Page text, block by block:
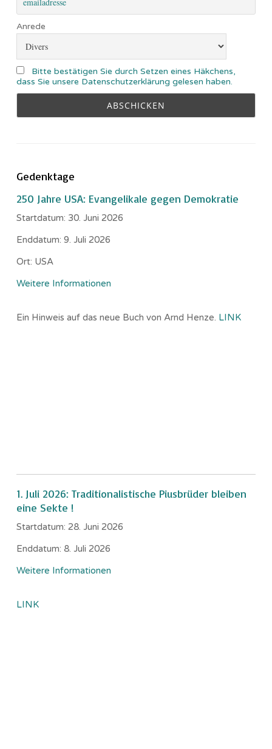
Anrede
Bitte bestätigen Sie durch Setzen eines Häkchens,
dass Sie unsere Datenschutzerklärung gelesen haben.
Gedenktage
250 Jahre USA: Evangelikale gegen Demokratie
Startdatum: 30. Juni 2026
Enddatum: 9. Juli 2026
Ort: USA
Weitere Informationen
Ein Hinweis auf das neue Buch von Arnd Henze. LINK
1. Juli 2026: Traditionalistische Piusbrüder bleiben
eine Sekte !
Startdatum: 28. Juni 2026
Enddatum: 8. Juli 2026
Weitere Informationen
LINK